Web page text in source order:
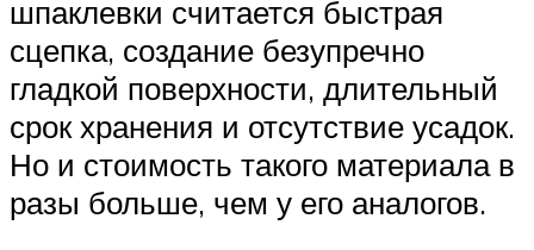
шпаклевки считается быстрая
сцепка, создание безупречно
гладкой поверхности, длительный
срок хранения и отсутствие усадок.
Но и стоимость такого материала в
разы больше, чем у его аналогов.